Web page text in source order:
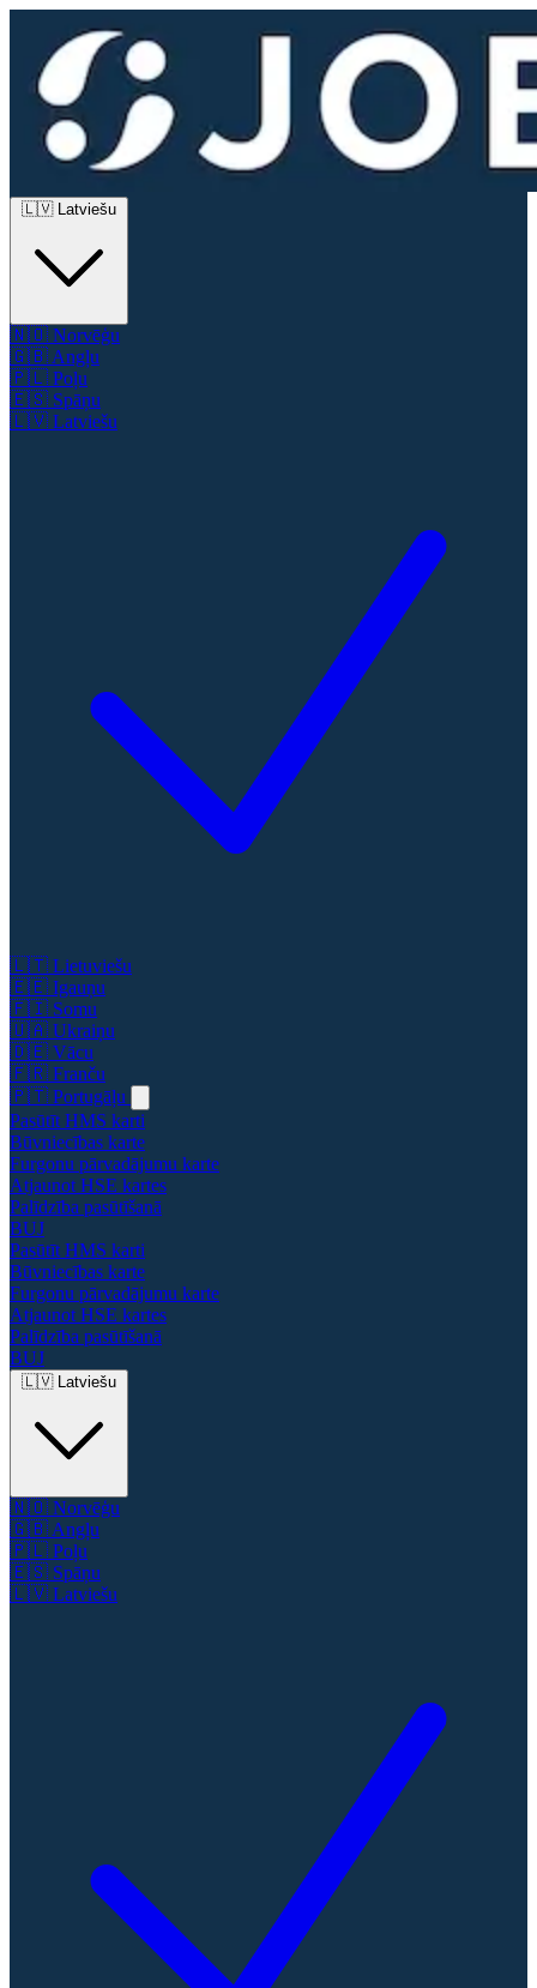
🇱🇻 Latviešu
🇳🇴 Norvēģu
🇬🇧 Angļu
🇵🇱 Poļu
🇪🇸 Spāņu
🇱🇻 Latviešu
🇱🇹 Lietuviešu
🇪🇪 Igauņu
🇫🇮 Somu
🇺🇦 Ukraiņu
🇩🇪 Vācu
🇫🇷 Franču
🇵🇹 Portugāļu
Pasūtīt HMS karti
Būvniecības karte
Furgonu pārvadājumu karte
Atjaunot HSE kartes
Palīdzība pasūtīšanā
BUJ
Pasūtīt HMS karti
Būvniecības karte
Furgonu pārvadājumu karte
Atjaunot HSE kartes
Palīdzība pasūtīšanā
BUJ
🇱🇻 Latviešu
🇳🇴 Norvēģu
🇬🇧 Angļu
🇵🇱 Poļu
🇪🇸 Spāņu
🇱🇻 Latviešu